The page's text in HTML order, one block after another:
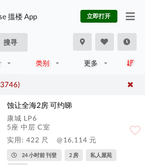
搵楼 App 立即打开
搜寻
类别 更多
蚀让全海2房 可约睇
康城 LP6
5座 中层 C室
实用: 422 尺
@16,114 元
24 小时前 刊登 2 房 私人屋苑